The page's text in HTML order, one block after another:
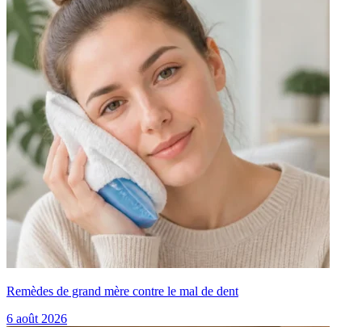
Remèdes de grand mère contre le mal de dent
6 août 2026